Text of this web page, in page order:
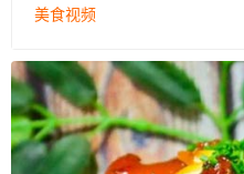
美食视频